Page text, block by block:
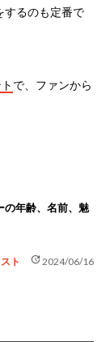
するのも定番で
で、ファンから
の年齢、名前、魅
ト update2024/06/16